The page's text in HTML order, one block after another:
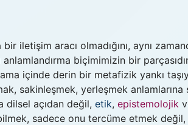
iletişim aracı olmadığını, aynı
biçimimizin bir
içinde derin bir metafizik yankı
sakinleşmek, yerleşmek anlamlarına
dilsel açıdan değil, etik, epistemolojik
sadece onu tercüme etmek